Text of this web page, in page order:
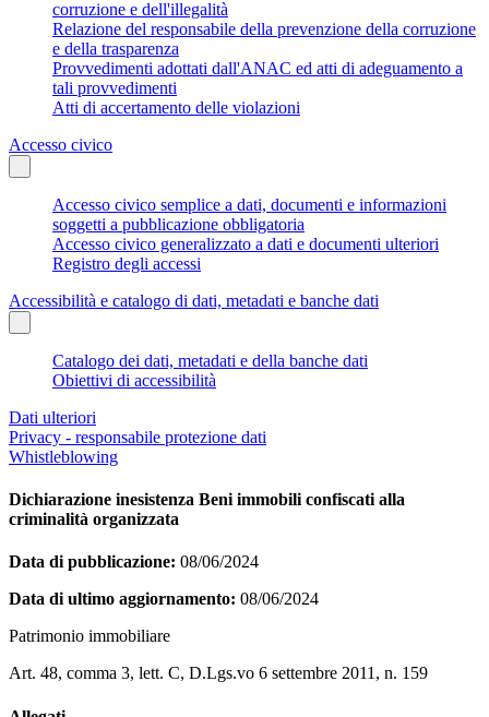
corruzione e dell'illegalità
Relazione del responsabile della prevenzione della corruzione
e della trasparenza
Provvedimenti adottati dall'ANAC ed atti di adeguamento a
tali provvedimenti
Atti di accertamento delle violazioni
Accesso civico
Accesso civico semplice a dati, documenti e informazioni
soggetti a pubblicazione obbligatoria
Accesso civico generalizzato a dati e documenti ulteriori
Registro degli accessi
Accessibilità e catalogo di dati, metadati e banche dati
Catalogo dei dati, metadati e della banche dati
Obiettivi di accessibilità
Dati ulteriori
Privacy - responsabile protezione dati
Whistleblowing
Dichiarazione inesistenza Beni immobili confiscati alla
criminalità organizzata
Data di pubblicazione: 08/06/2024
Data di ultimo aggiornamento: 08/06/2024
Patrimonio immobiliare
Art. 48, comma 3, lett. C, D.Lgs.vo 6 settembre 2011, n. 159